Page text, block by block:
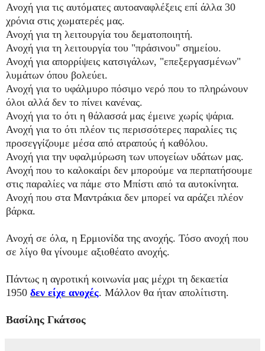
Ανοχή για τις αυτόματες αυτοαναφλέξεις επί άλλα 30
χρόνια στις χωματερές μας.
Ανοχή για τη λειτουργία του δεματοποιητή.
Ανοχή για τη λειτουργία του "πράσινου" σημείου.
Ανοχή για απορρίψεις κατσιγάλων, "επεξεργασμένων"
λυμάτων όπου βολεύει.
Ανοχή για το υφάλμυρο πόσιμο νερό που το πληρώνουν
όλοι αλλά δεν το πίνει κανένας.
Ανοχή για το ότι η θάλασσά μας έμεινε χωρίς ψάρια.
Ανοχή για το ότι πλέον τις περισσότερες παραλίες τις
προσεγγίζουμε μέσα από ατραπούς ή καθόλου.
Ανοχή για την υφαλμύρωση των υπογείων υδάτων μας.
Ανοχή που το καλοκαίρι δεν μπορούμε να περπατήσουμε
στις παραλίες να πάμε στο Μπίστι από τα αυτοκίνητα.
Ανοχή που στα Μαντράκια δεν μπορεί να αράζει πλέον
βάρκα.
Ανοχή σε όλα, η Ερμιονίδα της ανοχής. Τόσο ανοχή που
σε λίγο θα γίνουμε αξιοθέατο ανοχής.
Πάντως η αγροτική κοινωνία μας μέχρι τη δεκαετία
1950 δεν είχε ανοχές. Μάλλον θα ήταν απολίτιστη.
Βασίλης Γκάτσος